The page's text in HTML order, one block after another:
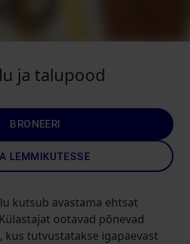
ja talupood
BRONEERI
LEMMIKUTESSE
kutsub avastama ehtsat
ootavad põnevad
kus tutvustatakse igapäevast